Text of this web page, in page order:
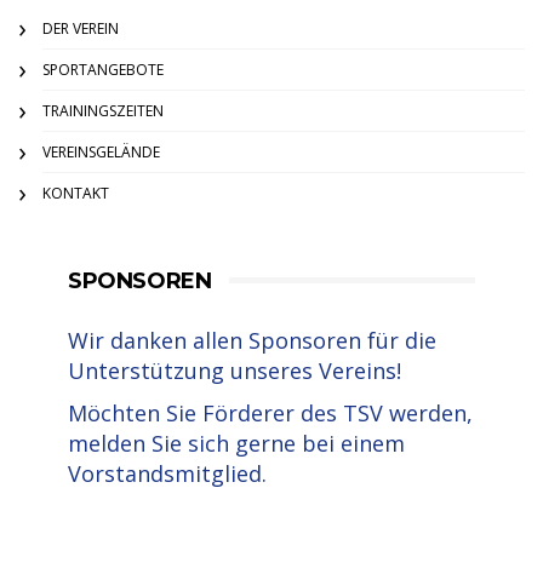
DER VEREIN
SPORTANGEBOTE
TRAININGSZEITEN
VEREINSGELÄNDE
KONTAKT
SPONSOREN
Wir danken allen Sponsoren für die
Unterstützung unseres Vereins!
Möchten Sie Förderer des TSV werden,
melden Sie sich gerne bei einem
Vorstandsmitglied.